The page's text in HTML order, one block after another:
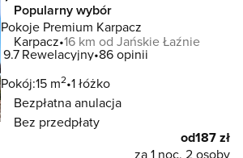
Popularny wybór
Pokoje Premium Karpacz
Karpacz 16 km od Jańskie Łaźnie
9.7Rewelacyjny 86 opinii
Pokój:15 m2 1 łóżko
Bezpłatna anulacja
Bez przedpłaty
od187 zł
za 1 noc, 2 osoby